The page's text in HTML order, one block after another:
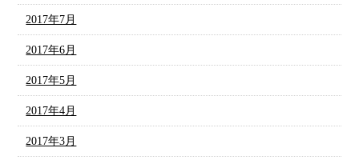
2017年7月
2017年6月
2017年5月
2017年4月
2017年3月